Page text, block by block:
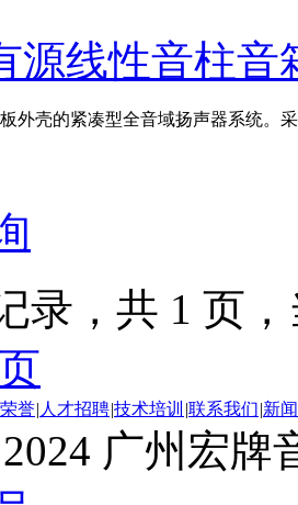
源线性音柱音
外壳的紧凑型全音域扬声器系统。
录，共 1 页
誉|人才招聘|技术培训 |联系我们|新
广州宏